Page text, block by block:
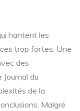
hantent les
trop fortes. Une
des
du
de la
Malgré